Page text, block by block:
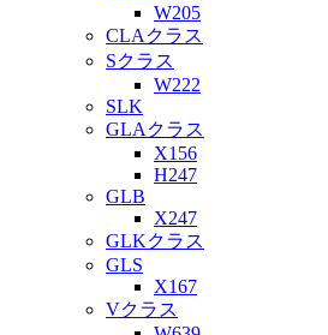
W205
CLAクラス
Sクラス
W222
SLK
GLAクラス
X156
H247
GLB
X247
GLKクラス
GLS
X167
Vクラス